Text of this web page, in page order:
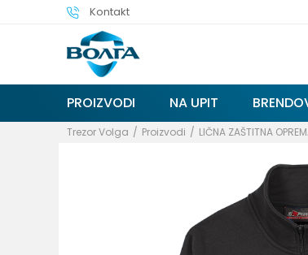
Kontakt
PROIZVODI NA UPIT
Trezor Volga Proizvodi LIČNA ZAŠTITNA